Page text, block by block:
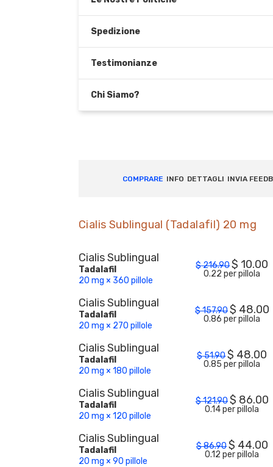
Spedizione
Testimonianze
Chi Siamo?
COMPRARE INFO DETTAGLI INVIA
Cialis Sublingual (Tadalafil) 20 mg
Cialis Sublingual
Tadalafil
20 mg × 360 pillole
$216.90$ 10.00
0.22 per pillola
Cialis Sublingual
Tadalafil
20 mg × 270 pillole
$157.90$ 48.00
0.86 per pillola
Cialis Sublingual
Tadalafil
20 mg × 180 pillole
$51.90$ 48.00
0.85 per pillola
Cialis Sublingual
Tadalafil
20 mg × 120 pillole
$121.90$ 86.00
0.14 per pillola
Cialis Sublingual
Tadalafil
20 mg × 90 pillole
$86.90$ 44.00
0.12 per pillola